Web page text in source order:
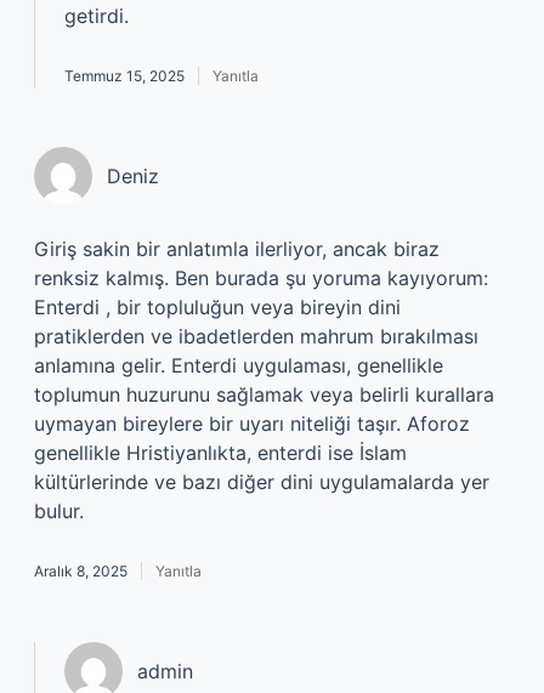
getirdi.
Temmuz 15, 2025 Yanıtla
Deniz
Giriş sakin bir anlatımla ilerliyor, ancak biraz
renksiz kalmış. Ben burada şu yoruma kayıyorum:
Enterdi , bir topluluğun veya bireyin dini
pratiklerden ve ibadetlerden mahrum bırakılması
anlamına gelir. Enterdi uygulaması, genellikle
toplumun huzurunu sağlamak veya belirli kurallara
uymayan bireylere bir uyarı niteliği taşır. Aforoz
genellikle Hristiyanlıkta, enterdi ise İslam
kültürlerinde ve bazı diğer dini uygulamalarda yer
bulur.
Aralık 8, 2025 Yanıtla
admin